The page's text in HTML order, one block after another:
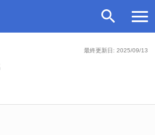
最終更新日: 2025/09/13